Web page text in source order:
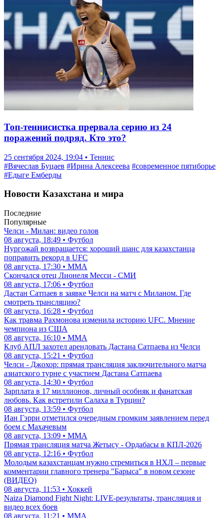
Топ-теннисистка прервала серию из 24
поражений подряд. Кто это?
25 сентября 2024, 19:04 • Теннис
#Вячеслав Буцаев #Ирина Алексеева #современное пятиборье
#Едыге Емберды
Новости Казахстана и мира
Последние
Популярные
Челси - Милан: видео голов
08 августа, 18:49 • Футбол
Нургожай возвращается: хороший шанс для казахстанца
поправить рекорд в UFC
08 августа, 17:30 • ММА
Скончался отец Лионеля Месси - СМИ
08 августа, 17:06 • Футбол
Дастан Сатпаев в заявке Челси на матч с Миланом. Где
смотреть трансляцию?
08 августа, 16:28 • Футбол
Как травма Рахмонова изменила историю UFC. Мнение
чемпиона из США
08 августа, 16:10 • ММА
Клуб АПЛ захотел арендовать Дастана Сатпаева из Челси
08 августа, 15:21 • Футбол
Челси - Джохор: прямая трансляция заключительного матча
азиатского турне с участием Дастана Сатпаева
08 августа, 14:30 • Футбол
Зарплата в 17 миллионов, личный особняк и фанатская
любовь. Как встретили Салаха в Турции?
08 августа, 13:59 • Футбол
Иан Гэрри отметился очередным громким заявлением перед
боем с Махачевым
08 августа, 13:09 • ММА
Прямая трансляция матча Жетысу - Ордабасы в КПЛ-2026
08 августа, 12:16 • Футбол
Молодым казахстанцам нужно стремиться в НХЛ – первые
комментарии главного тренера "Барыса" в новом сезоне
(ВИДЕО)
08 августа, 11:53 • Хоккей
Naiza Diamond Fight Night: LIVE-результаты, трансляция и
видео всех боев
08 августа, 11:21 • ММА